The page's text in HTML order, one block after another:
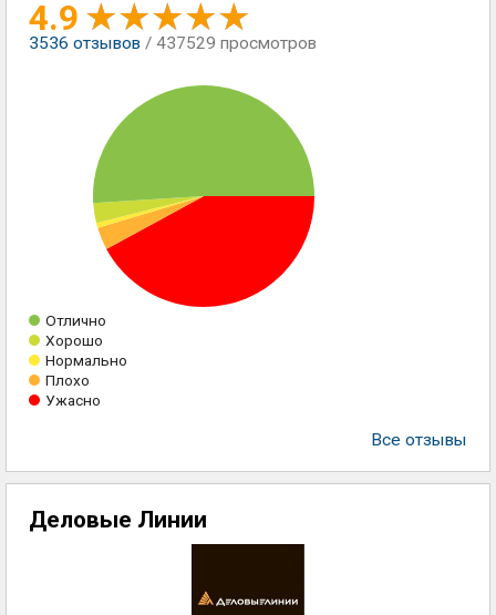
4.9
3536 отзывов / 437529 просмотров
Отлично
Хорошо
Нормально
Плохо
Ужасно
Все отзывы
Деловые Линии